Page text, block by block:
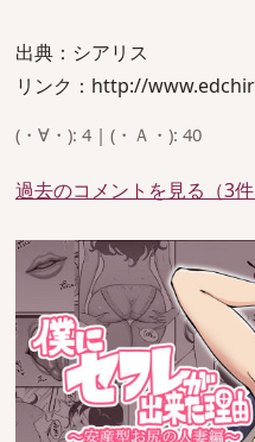
出典：シアリス
リンク：http://
(・∀・): 4 | (・Ａ・): 40
過去のコメントを見る（3件